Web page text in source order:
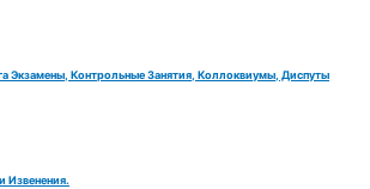
Экзамены, Контрольные Занятия, Коллоквиумы, Диспуты
Извенения.